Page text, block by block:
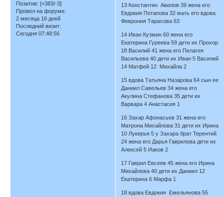
Позитив: [+383/-3]
Провел на форуме:
2 месяца 16 дней
Последний визит:
Сегодня 07:48:56
13 Константин Авилов 39 жена его
Евдокия Потапова 32 мать его вдова
Феврония Тарасова 63
14 Иван Кузмин 60 жена его
Екатерина Гуреева 59 дети их Прохор
18 Василий 41 жена его Пелагея
Васильева 40 дети их Иван 5 Василий
14 Матфей 12 Михайла 2
15 вдова Татьяна Назарова 64 сын ее
Даниил Савельев 34 жена его
Акулина Стефанова 35 дети их
Варвара 4 Анастасия 1
16 Захар Афонасьев 31 жена его
Матрона Михайлова 31 дети их Ирина
10 Лукерья 5 у Захара брат Терентий
24 жена его Дарья Гаврилова дети их
Алексей 5 Иаков 2
17 Гаврил Евсеев 45 жена его Ирина
Михайлова 40 дети их Даниил 12
Екатерина 6 Марфа 1
18 вдова Евдокия Емельянова 55